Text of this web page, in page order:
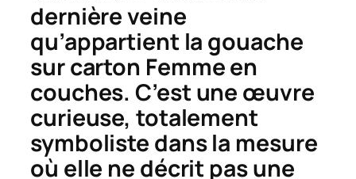
dernière veine
qu’appartient la gouache
sur carton Femme en
couches. C’est une œuvre
curieuse, totalement
symboliste dans la mesure
où elle ne décrit pas une